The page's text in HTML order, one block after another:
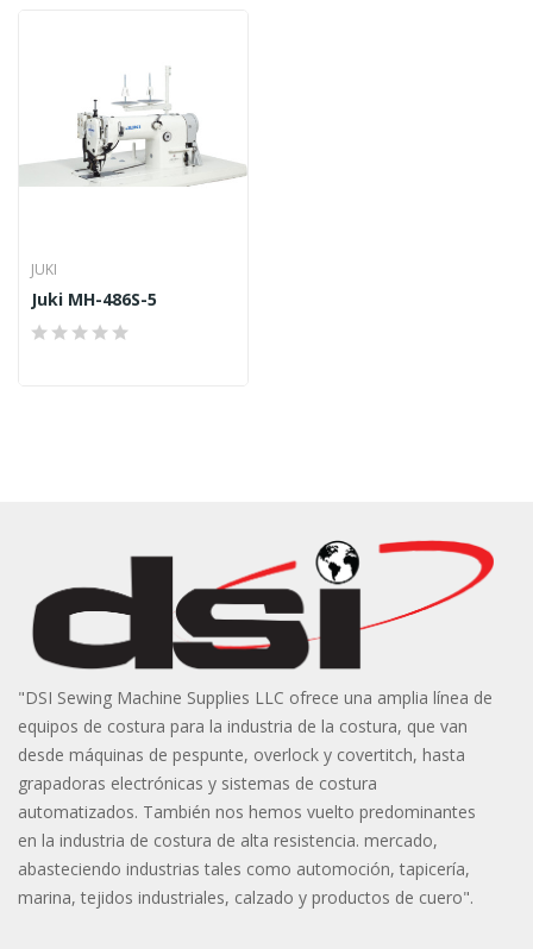
JUKI
Juki MH-486S-5
"DSI Sewing Machine Supplies LLC ofrece una amplia línea de
equipos de costura para la industria de la costura, que van
desde máquinas de pespunte, overlock y covertitch, hasta
grapadoras electrónicas y sistemas de costura
automatizados. También nos hemos vuelto predominantes
en la industria de costura de alta resistencia. mercado,
abasteciendo industrias tales como automoción, tapicería,
marina, tejidos industriales, calzado y productos de cuero".